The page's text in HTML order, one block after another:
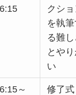
クシ
を執
る難し
とや
い
～
修了式